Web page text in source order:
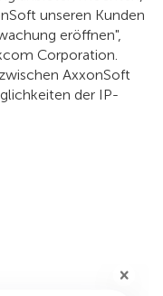
unseren Kunden
eröffnen",
Corporation.
AxxonSoft
der IP-